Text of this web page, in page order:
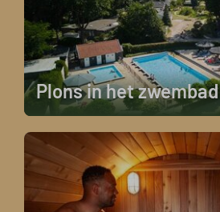
Plons in het zwembad